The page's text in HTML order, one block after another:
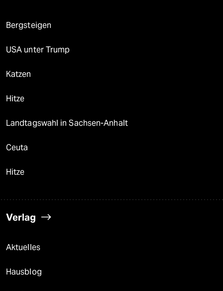
Bergsteigen
USA unter Trump
Katzen
Hitze
Landtagswahl in Sachsen-Anhalt
Ceuta
Hitze
Verlag
Aktuelles
Hausblog